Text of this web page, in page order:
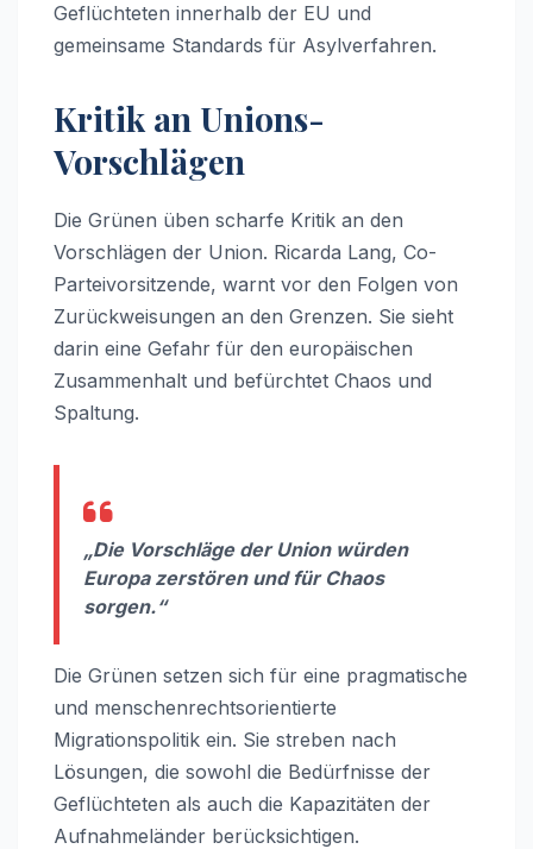
Geflüchteten innerhalb der EU und
gemeinsame Standards für Asylverfahren.
Kritik an Unions-
Vorschlägen
Die Grünen üben scharfe Kritik an den
Vorschlägen der Union. Ricarda Lang, Co-
Parteivorsitzende, warnt vor den Folgen von
Zurückweisungen an den Grenzen. Sie sieht
darin eine Gefahr für den europäischen
Zusammenhalt und befürchtet Chaos und
Spaltung.
„Die Vorschläge der Union würden
Europa zerstören und für Chaos
sorgen.“
Die Grünen setzen sich für eine pragmatische
und menschenrechtsorientierte
Migrationspolitik ein. Sie streben nach
Lösungen, die sowohl die Bedürfnisse der
Geflüchteten als auch die Kapazitäten der
Aufnahmeländer berücksichtigen.